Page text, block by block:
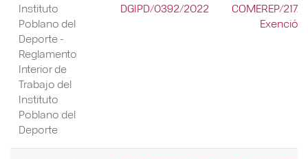
Instituto
Poblano del
Deporte -
Reglamento
Interior de
Trabajo del
Instituto
Poblano del
Deporte
DGIPD/0392/2022
COMEREP/217/
Exención